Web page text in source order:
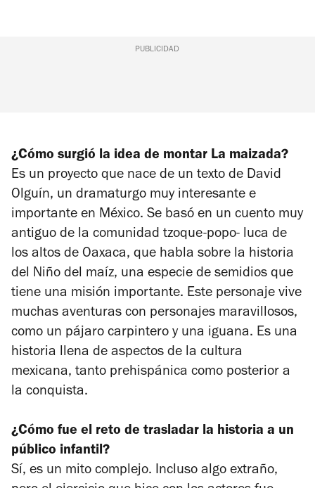
PUBLICIDAD
¿Cómo surgió la idea de montar La maizada?
Es un proyecto que nace de un texto de David
Olguín, un dramaturgo muy interesante e
importante en México. Se basó en un cuento muy
antiguo de la comunidad tzoque-popo- luca de
los altos de Oaxaca, que habla sobre la historia
del Niño del maíz, una especie de semidios que
tiene una misión importante. Este personaje vive
muchas aventuras con personajes maravillosos,
como un pájaro carpintero y una iguana. Es una
historia llena de aspectos de la cultura
mexicana, tanto prehispánica como posterior a
la conquista.
¿Cómo fue el reto de trasladar la historia a un
público infantil?
Sí, es un mito complejo. Incluso algo extraño,